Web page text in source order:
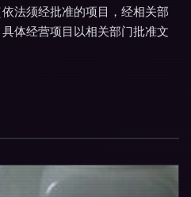
法须经批准的项目，经相关部
体经营项目以相关部门批准文